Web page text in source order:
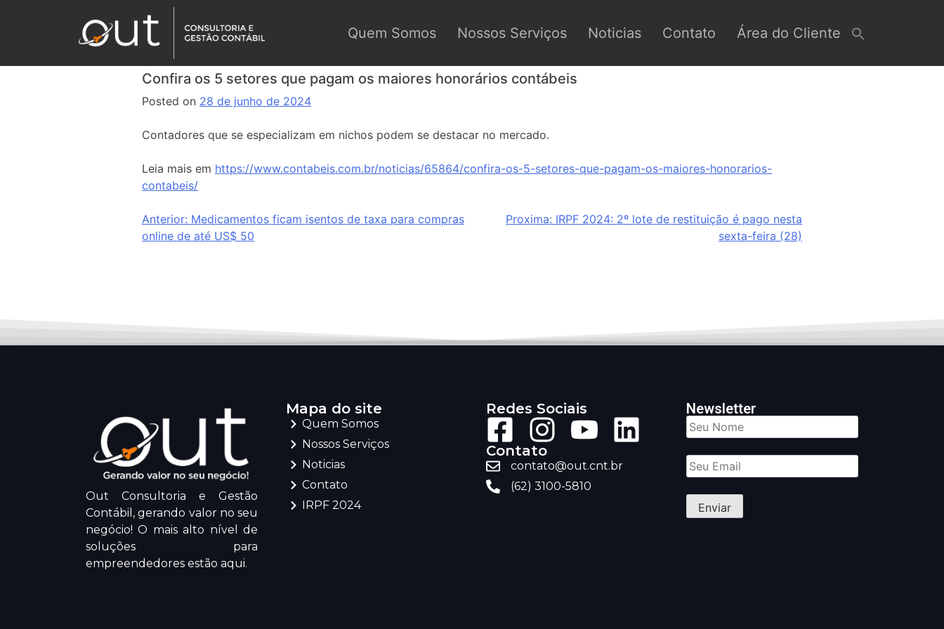
Quem Somos Nossos Serviços Noticias Contato Área do Cliente
Confira os 5 setores que pagam os maiores honorários contábeis
Posted on 28 de junho de 2024
Contadores que se especializam em nichos podem se destacar no mercado.
Leia mais em https://www.contabeis.com.br/noticias/65864/confira-os-5-setores-que-pagam-os-maiores-honorarios-
contabeis/
Anterior: Medicamentos ficam isentos de taxa para compras
online de até US$ 50
Proxima: IRPF 2024: 2º lote de restituição é pago nesta
sexta-feira (28)
Out Consultoria e Gestão
Contábil, gerando valor no seu
negócio! O mais alto nível de
soluções para
empreendedores estão aqui.
Mapa do site
Quem Somos
Nossos Serviços
Noticias
Contato
IRPF 2024
Redes Sociais
Contato
contato@out.cnt.br
(62) 3100-5810
Newsletter